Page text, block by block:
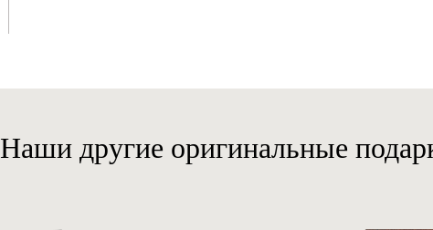
Наши другие оригинальные